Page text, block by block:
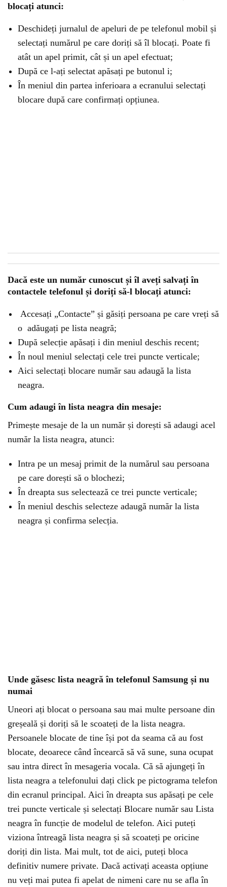
blocați atunci:
Deschideți jurnalul de apeluri de pe telefonul mobil și
selectați numărul pe care doriți să îl blocați. Poate fi
atât un apel primit, cât și un apel efectuat;
După ce l-ați selectat apăsați pe butonul i;
În meniul din partea inferioara a ecranului selectați
blocare după care confirmați opțiunea.
Dacă este un număr cunoscut și îl aveți salvați în
contactele telefonul și doriți să-l blocați atunci:
Accesați „Contacte” și găsiți persoana pe care vreți să
o adăugați pe lista neagră;
După selecție apăsați i din meniul deschis recent;
În noul meniul selectați cele trei puncte verticale;
Aici selectați blocare număr sau adaugă la lista
neagra.
Cum adaugi în lista neagra din mesaje:
Primește mesaje de la un număr și dorești să adaugi acel
număr la lista neagra, atunci:
Intra pe un mesaj primit de la numărul sau persoana
pe care dorești să o blochezi;
În dreapta sus selectează ce trei puncte verticale;
În meniul deschis selecteze adaugă număr la lista
neagra și confirma selecția.
Unde găsesc lista neagră în telefonul Samsung și nu
numai
Uneori ați blocat o persoana sau mai multe persoane din
greșeală și doriți să le scoateți de la lista neagra.
Persoanele blocate de tine își pot da seama că au fost
blocate, deoarece când încearcă să vă sune, suna ocupat
sau intra direct în mesageria vocala. Că să ajungeți în
lista neagra a telefonului dați click pe pictograma telefon
din ecranul principal. Aici în dreapta sus apăsați pe cele
trei puncte verticale și selectați Blocare număr sau Lista
neagra în funcție de modelul de telefon. Aici puteți
viziona întreagă lista neagra și să scoateți pe oricine
doriți din lista. Mai mult, tot de aici, puteți bloca
definitiv numere private. Dacă activați aceasta opțiune
nu veți mai putea fi apelat de nimeni care nu se afla în